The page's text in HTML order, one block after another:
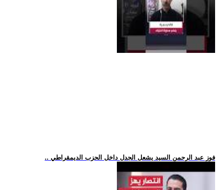
.. فوز عبد الرحمن السيد يشعل الجدل داخل الحزب الديمقراطي